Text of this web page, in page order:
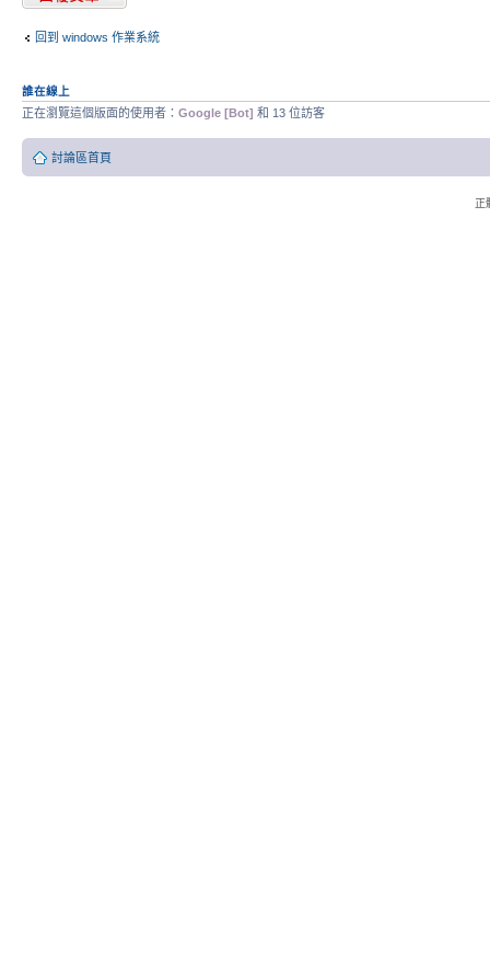
回到 windows 作業系統
誰在線上
正在瀏覽這個版面的使用者： Google [Bot] 和 13 位訪客
討論區首頁
正